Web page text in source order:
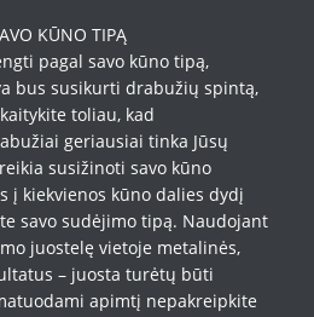
KŪNO TIPĄ
pagal savo kūno tipą,
bus susikurti drabužių spintą,
toliau, kad
geriausiai tinka Jūsų
susižinoti savo kūno
į kiekvienos kūno dalies dydį
savo sudėjimo tipą. Naudojant
juostelę vietoje metalinės,
– juosta turėtų būti
apimtį nepakreipkite